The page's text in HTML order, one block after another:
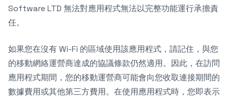
Software LTD 無法對應用程式無法以完整功能運行承擔責
任。
如果您在沒有 Wi-Fi 的區域使用該應用程式，請記住，與您
的移動網絡運營商達成的協議條款仍然適用。因此，在訪問
應用程式期間，您的移動運營商可能會向您收取連接期間的
數據費用或其他第三方費用。在使用應用程式時，您即表示